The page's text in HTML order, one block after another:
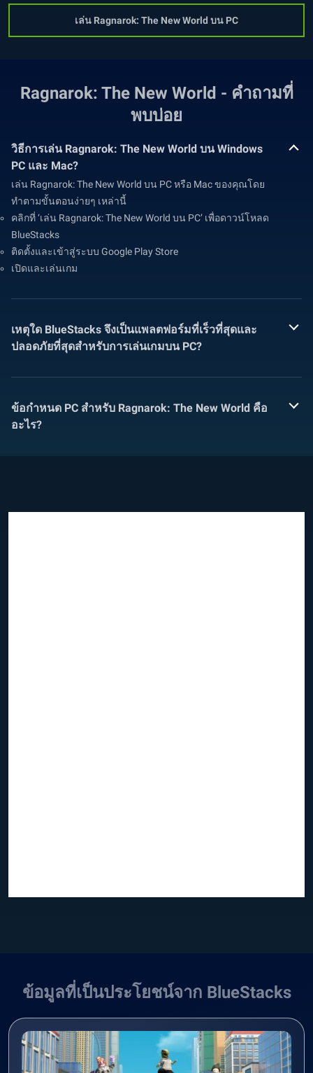
เล่น Ragnarok: The New World บน PC
Ragnarok: The New World - คำถามที่
พบบ่อย
วิธีการเล่น Ragnarok: The New World บน Windows
PC และ Mac?
เล่น Ragnarok: The New World บน PC หรือ Mac ของคุณโดย
ทำตามขั้นตอนง่ายๆ เหล่านี้
คลิกที่ ‘เล่น Ragnarok: The New World บน PC’ เพื่อดาวน์โหลด
BlueStacks
ติดตั้งและเข้าสู่ระบบ Google Play Store
เปิดและเล่นเกม
เหตุใด BlueStacks จึงเป็นแพลตฟอร์มที่เร็วที่สุดและ
ปลอดภัยที่สุดสำหรับการเล่นเกมบน PC?
ข้อกำหนด PC สำหรับ Ragnarok: The New World คือ
อะไร?
ข้อมูลที่เป็นประโยชน์จาก BlueStacks